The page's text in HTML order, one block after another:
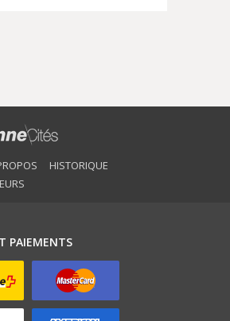
HISTORIQUE
PAIEMENTS